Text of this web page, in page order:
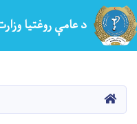
د عامې روغتیا
کور